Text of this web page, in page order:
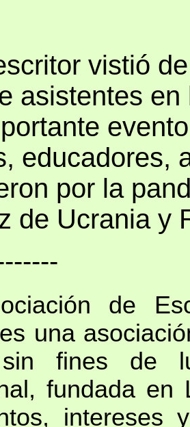
vistió
asistentes
educadores,
por la
de Ucrania y
de
es una
sin fines de
fundada
intereses